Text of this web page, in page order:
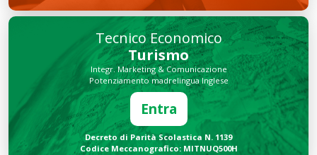
Tecnico Economico
Turismo
Integr. Marketing & Comunicazione
Potenziamento madrelingua Inglese
Entra
Decreto di Parità Scolastica N. 1139
Codice Meccanografico: MITNUQ500H